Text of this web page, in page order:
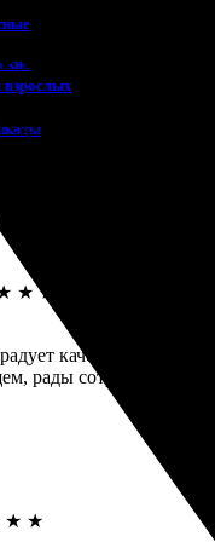
★
с фото. Приятно
★ ★
качеством.
рады сотрудничеству!
★ ★